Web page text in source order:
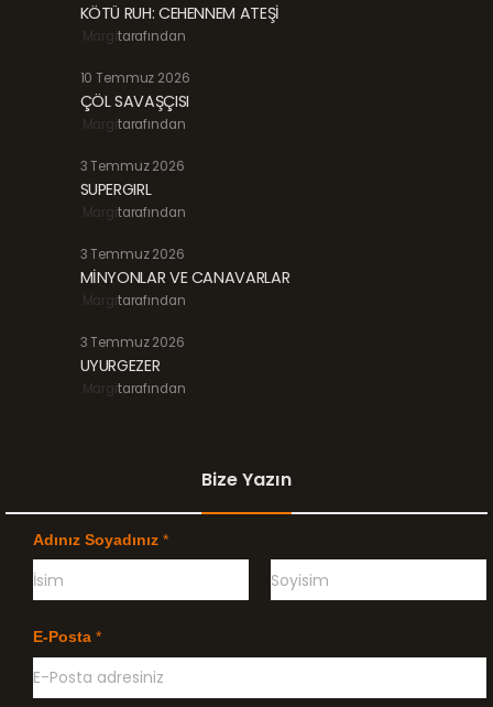
KÖTÜ RUH: CEHENNEM ATEŞİ
Margitarafından
10 Temmuz 2026
ÇÖL SAVAŞÇISI
Margitarafından
3 Temmuz 2026
SUPERGIRL
Margitarafından
3 Temmuz 2026
MİNYONLAR VE CANAVARLAR
Margitarafından
3 Temmuz 2026
UYURGEZER
Margitarafından
Bize Yazın
Adınız Soyadınız *
c
e
i
e
E-Posta *